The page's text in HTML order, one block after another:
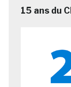
15 ans du